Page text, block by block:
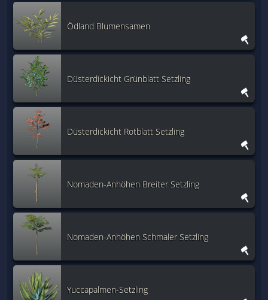
Ödland Blumensamen
Düsterdickicht Grünblatt Setzling
Düsterdickicht Rotblatt Setzling
Nomaden-Anhöhen Breiter Setzling
Nomaden-Anhöhen Schmaler Setzling
Yuccapalmen-Setzling